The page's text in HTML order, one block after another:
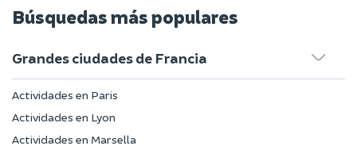
Búsquedas más populares
Grandes ciudades de Francia
Actividades en Paris
Actividades en Lyon
Actividades en Marsella